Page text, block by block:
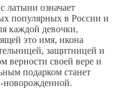
латыни означает
популярных в России и
каждой девочки,
это имя, икона
защитницей и
верности своей вере и
подарком станет
новорожденной.